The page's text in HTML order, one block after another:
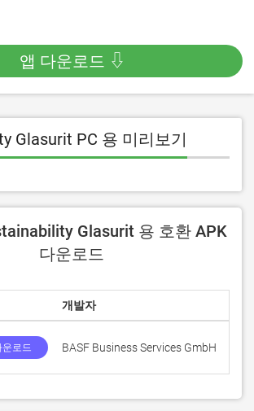
앱 다운로드 ⇩
Glasurit PC 용 미리보기
Glasurit 용 호환 APK
다운로드
개발자
운로드 BASF Business Services GmbH